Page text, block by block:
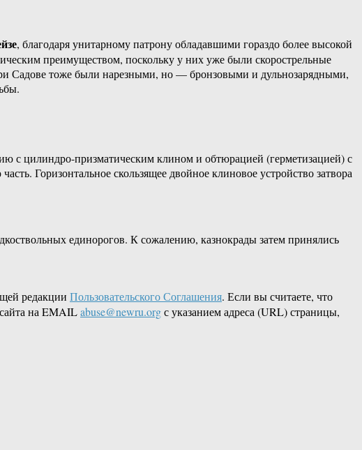
, благодаря унитарному патрону обладавшими гораздо более высокой
преимуществом, поскольку у них уже были скорострельные
Садове тоже были нарезными, но — бронзовыми и дульнозарядными,
с цилиндро-призматическим клином и обтюрацией (герметизацией) с
Горизонтальное скользящее двойное клиновое устройство затвора
единорогов. К сожалению, казнокрады затем принялись
редакции Пользовательского Соглашения. Если вы считаете, что
на EMAILabuse@newru.orgс указанием адреса (URL) страницы,